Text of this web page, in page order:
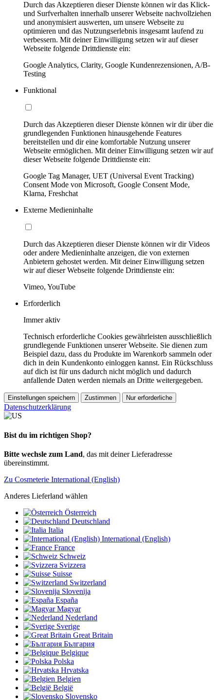
Durch das Akzeptieren dieser Dienste können wir das Klick-
und Surfverhalten innerhalb unserer Webseite nachvollziehen
und anonymisiert auswerten, um unsere Webseite zu
optimieren und das Nutzungserlebnis insgesamt laufend zu
verbessern. Mit deiner Einwilligung setzen wir auf dieser
Webseite folgende Drittdienste ein:
Google Analytics, Clarity, Google Kundenrezensionen, A/B-
Testing
Funktional
Durch das Akzeptieren dieser Dienste können wir dir über die
grundlegenden Funktionen hinausgehende Features
bereitstellen und dir eine komfortable Nutzung unserer
Webseite ermöglichen. Mit deiner Einwilligung setzen wir auf
dieser Webseite folgende Drittdienste ein:
Google Tag Manager, UET (Universal Event Tracking)
Consent Mode von Microsoft, Google Consent Mode,
Klarna, Freshchat
Externe Medieninhalte
Durch das Akzeptieren dieser Dienste können wir dir Videos
oder andere Medieninhalte anzeigen, die von externen
Anbietern gehostet werden. Mit deiner Einwilligung setzen
wir auf dieser Webseite folgende Drittdienste ein:
Vimeo, YouTube
Erforderlich
Immer aktiv
Technisch erforderliche Cookies gewährleisten ausschließlich
grundlegende Funktionen unserer Webseite. Sie dienen zum
Beispiel dazu, dass du Produkte im Warenkorb sammeln oder
dich in dein Kundenkonto einloggen kannst. Ein Rückschluss
auf dich ist für uns dadurch nicht möglich und dadurch
anfallende Daten werden niemals an Dritte weitergegeben.
Einstellungen speichern Zustimmen Nur erforderliche
Datenschutzerklärung
Bist du im richtigen Shop?
Bitte wechsle zum Land, das mit deiner Lieferadresse
übereinstimmt.
Zu Cosmeterie International (English)
Anderes Lieferland wählen
Österreich
Deutschland
Italia
International (English)
France
Schweiz
Svizzera
Suisse
Switzerland
Slovenija
España
Magyar
Nederland
Sverige
Great Britain
България
Belgique
Polska
Hrvatska
Belgien
België
Slovensko